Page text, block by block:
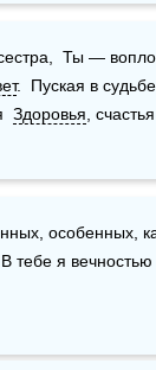
Ты —
.  Пуская в
Здоровья ,
особенных,
. В тебе я